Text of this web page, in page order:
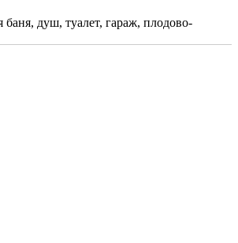
душ, туалет, гараж, плодово-